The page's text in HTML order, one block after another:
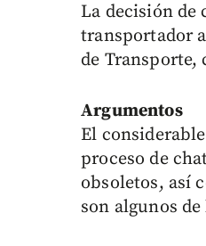
La decisión de
transportador
de Transporte,
Argumentos
El
proceso de
obsoletos, así
son algunos